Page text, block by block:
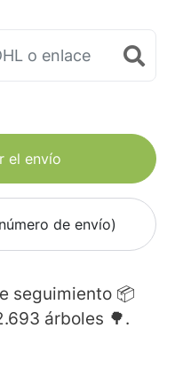
el envío
de envío)
seguimiento 📦
árboles 🌳.